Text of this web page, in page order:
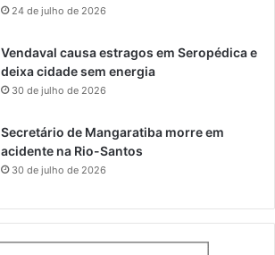
24 de julho de 2026
Vendaval causa estragos em Seropédica e
deixa cidade sem energia
30 de julho de 2026
Secretário de Mangaratiba morre em
acidente na Rio-Santos
30 de julho de 2026